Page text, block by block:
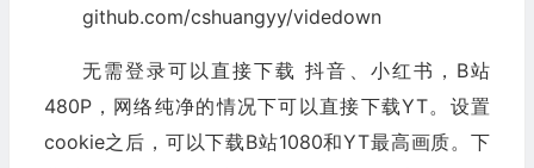
github.com/cshuangyy/videdown
无需登录可以直接下载 抖音、小红书，B站
480P，网络纯净的情况下可以直接下载YT。设置
cookie之后，可以下载B站1080和YT最高画质。下